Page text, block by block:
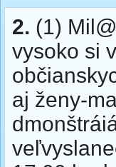
2. (1)
vysoko si
aj ženy-